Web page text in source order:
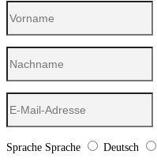
Sprache Sprache Deutsch